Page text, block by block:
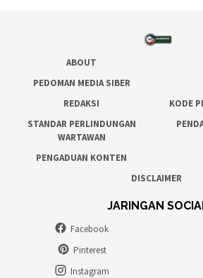
ABOUT
PEDOMAN MEDIA SIBER
REDAKSI
KODE
STANDAR PERLINDUNGAN
WARTAWAN
PENGADUAN KONTEN
DISCLAIMER
JARINGAN
Facebook
Pinterest
Instagram